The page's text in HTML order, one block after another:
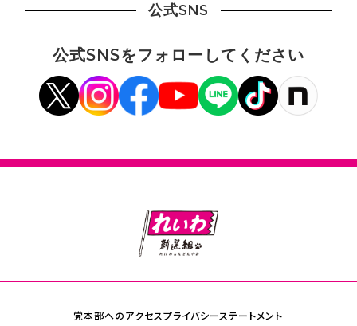
公式SNS
公式SNSをフォローしてください
党本部へのアクセスプライバシーステートメント